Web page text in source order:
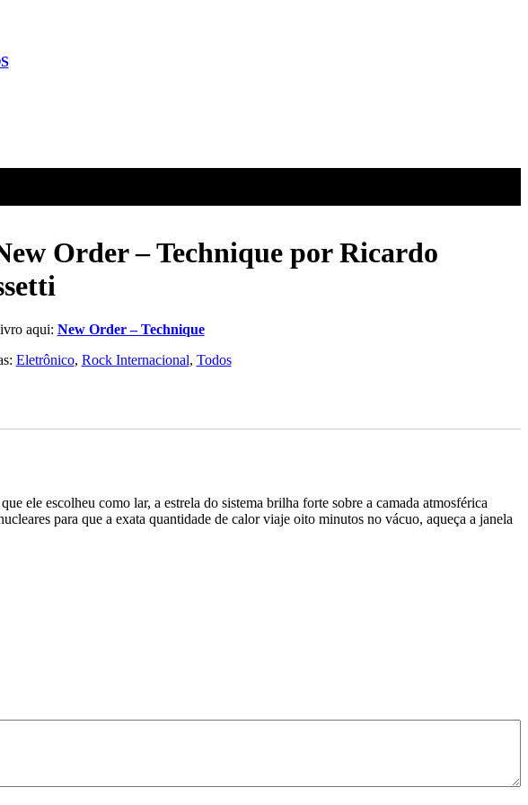
Order – Technique por Ricardo
aqui: New Order – Technique
Eletrônico, Rock Internacional, Todos
ele escolheu como lar, a estrela do sistema brilha forte sobre a camada atmosférica
para que a exata quantidade de calor viaje oito minutos no vácuo, aqueça a janela